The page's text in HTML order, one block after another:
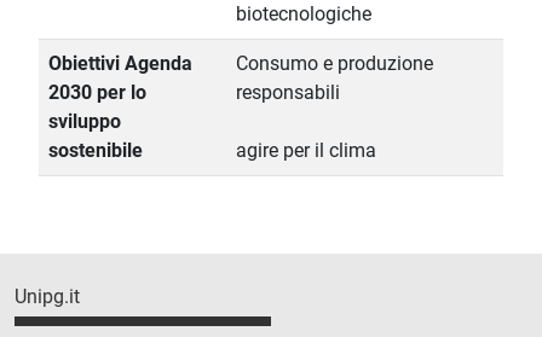
biotecnologiche
Obiettivi Agenda
2030 per lo
sviluppo
sostenibile
Consumo e produzione
responsabili
agire per il clima
Unipg.it